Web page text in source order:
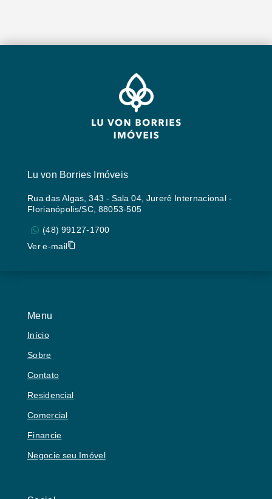
Menu
Início
Sobre
Contato
Residencial
Comercial
Financie
Negocie seu Imóvel
Lu von Borries Imóveis
Rua das Algas, 343 - Sala 04, Jurerê Internacional -
Florianópolis/SC, 88053-505
(48) 99127-1700
Ver e-mail